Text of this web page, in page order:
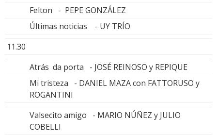
Felton - PEPE GONZÁLEZ
Últimas noticias - UY TRÍO
11.30
Atrás da porta - JOSÉ REINOSO y REPIQUE
Mi tristeza - DANIEL MAZA con FATTORUSO y
ROGANTINI
Valsecito amigo - MARIO NÚÑEZ y JULIO
COBELLI